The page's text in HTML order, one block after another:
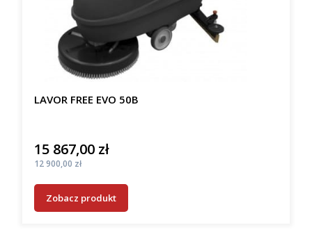
LAVOR FREE EVO 50B
Cena
15 867,00 zł
Cena
12 900,00 zł
Zobacz produkt